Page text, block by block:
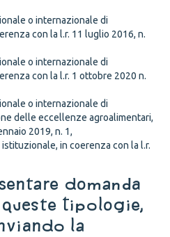
o internazionale di
con la l.r. 11 luglio 2016, n.
o internazionale di
con la l.r. 1 ottobre 2020 n.
o internazionale di
delle eccellenze agroalimentari,
2019, n. 1,
in coerenza con la l.r.
domanda
tipologie,
la